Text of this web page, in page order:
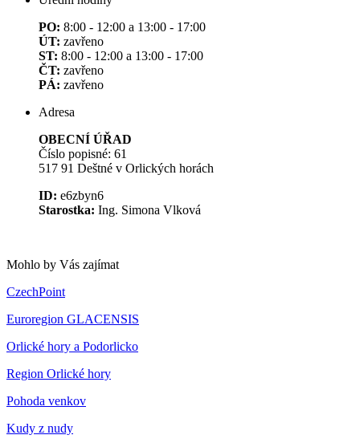
PO: 8:00 - 12:00 a 13:00 - 17:00
ÚT: zavřeno
ST: 8:00 - 12:00 a 13:00 - 17:00
ČT: zavřeno
PÁ: zavřeno
Adresa
OBECNÍ ÚŘAD
Číslo popisné: 61
517 91 Deštné v Orlických horách
ID: e6zbyn6
Starostka: Ing. Simona Vlková
Mohlo by Vás zajímat
CzechPoint
Euroregion GLACENSIS
Orlické hory a Podorlicko
Region Orlické hory
Pohoda venkov
Kudy z nudy